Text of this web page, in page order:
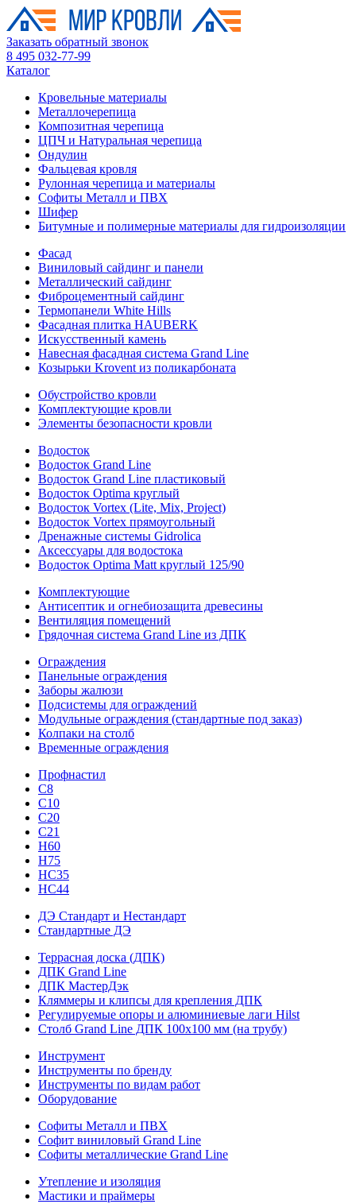
Заказать обратный звонок
8 495 032-77-99
Каталог
Кровельные материалы
Металлочерепица
Композитная черепица
ЦПЧ и Натуральная черепица
Ондулин
Фальцевая кровля
Рулонная черепица и материалы
Софиты Металл и ПВХ
Шифер
Битумные и полимерные материалы для гидроизоляции
Фасад
Виниловый сайдинг и панели
Металлический сайдинг
Фиброцементный сайдинг
Термопанели White Hills
Фасадная плитка HAUBERK
Искусственный камень
Навесная фасадная система Grand Line
Козырьки Krovent из поликарбоната
Обустройство кровли
Комплектующие кровли
Элементы безопасности кровли
Водосток
Водосток Grand Line
Водосток Grand Line пластиковый
Водосток Optima круглый
Водосток Vortex (Lite, Mix, Project)
Водосток Vortex прямоугольный
Дренажные системы Gidrolica
Аксессуары для водостока
Водосток Optima Matt круглый 125/90
Комплектующие
Антисептик и огнебиозащита древесины
Вентиляция помещений
Грядочная система Grand Line из ДПК
Ограждения
Панельные ограждения
Заборы жалюзи
Подсистемы для ограждений
Модульные ограждения (стандартные под заказ)
Колпаки на столб
Временные ограждения
Профнастил
С8
С10
С20
С21
H60
H75
HС35
НС44
ДЭ Стандарт и Нестандарт
Стандартные ДЭ
Террасная доска (ДПК)
ДПК Grand Line
ДПК МастерДэк
Кляммеры и клипсы для крепления ДПК
Регулируемые опоры и алюминиевые лаги Hilst
Столб Grand Line ДПК 100х100 мм (на трубу)
Инструмент
Инструменты по бренду
Инструменты по видам работ
Оборудование
Софиты Металл и ПВХ
Софит виниловый Grand Line
Софиты металлические Grand Line
Утепление и изоляция
Мастики и праймеры